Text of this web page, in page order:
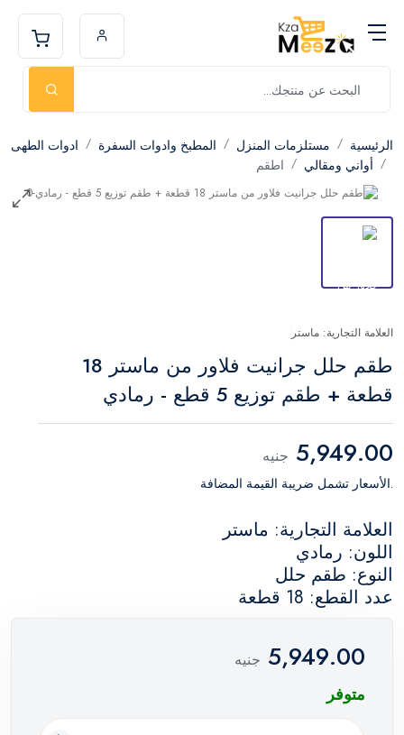
الرئيسية مستلزمات المنزل المطبخ وادوات السفرة
ادوات الطهى
أواني ومقالي
اطقم
العلامة التجارية: ماستر
طقم حلل جرانيت فلاور من ماستر 18
قطعة + طقم توزيع 5 قطع - رمادي
5,949.00 جنيه
.الأسعار تشمل ضريبة القيمة المضافة
العلامة التجارية: ماستر
اللون: رمادي
النوع: طقم حلل
عدد القطع: 18 قطعة
5,949.00 جنيه
متوفر